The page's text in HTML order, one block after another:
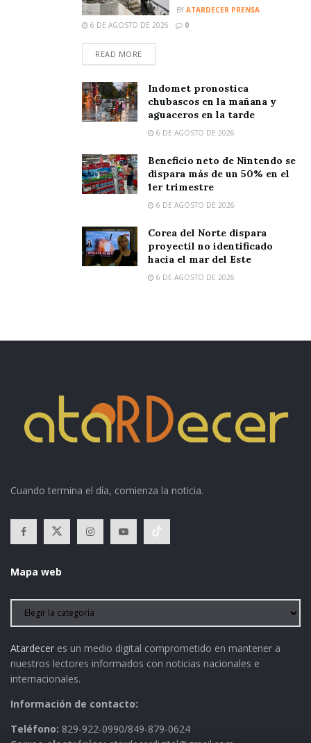
BY ATARDECER PRENSA
6 DE AGOSTO DE 2026
0
READ MORE
Indomet pronostica
chubascos en la mañana y
aguaceros en la tarde
6 DE AGOSTO DE 2026
Beneficio neto de Nintendo se
dispara más de un 50% en el
1er trimestre
6 DE AGOSTO DE 2026
Corea del Norte dispara
proyectil no identificado
hacia el mar del Este
6 DE AGOSTO DE 2026
Cuando termina el día, comienza la noticia.
Mapa web
Atardecer es un medio digital comprometido en mantener a
nuestros lectores informados con noticias nacionales e
internacionales.
Información de contacto:
Teléfono: 829-922-0990/849-879-0624